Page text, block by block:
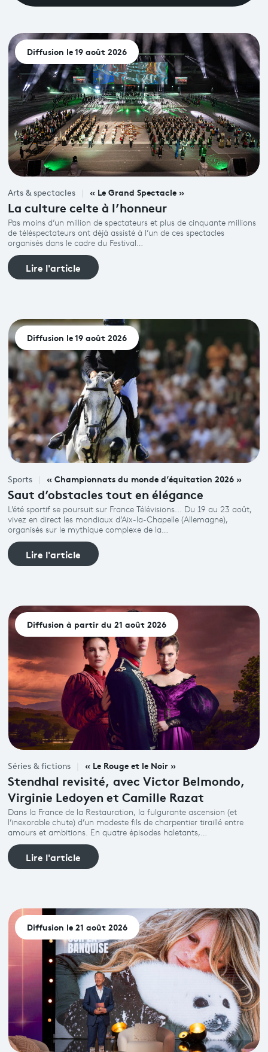
Diffusion le 19 août 2026
Arts & spectacles « Le Grand Spectacle »
La culture celte à l’honneur
Pas moins d’un million de spectateurs et plus de cinquante millions
de téléspectateurs ont déjà assisté à l’un de ces spectacles
organisés dans le cadre du Festival…
Lire l'article
Diffusion le 19 août 2026
Sports « Championnats du monde d’équitation 2026 »
Saut d’obstacles tout en élégance
L’été sportif se poursuit sur France Télévisions... Du 19 au 23 août,
vivez en direct les mondiaux d’Aix-la-Chapelle (Allemagne),
organisés sur le mythique complexe de la…
Lire l'article
Diffusion à partir du 21 août 2026
Séries & fictions « Le Rouge et le Noir »
Stendhal revisité, avec Victor Belmondo,
Virginie Ledoyen et Camille Razat
Dans la France de la Restauration, la fulgurante ascension (et
l’inexorable chute) d’un modeste fils de charpentier tiraillé entre
amours et ambitions. En quatre épisodes haletants,…
Lire l'article
Diffusion le 21 août 2026